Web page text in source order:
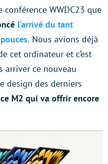
conférence WWDC23 que
l’arrivé du tant
Nous avions déjà
cet ordinateur et c’est
arriver ce nouveau
design des derniers
M2 qui va offrir encore